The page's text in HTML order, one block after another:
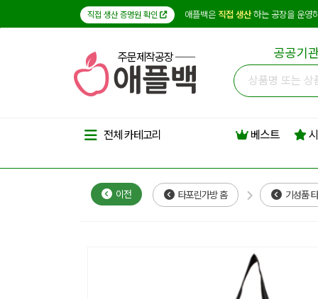
직접 생산 증명원 확인 애플백은 직접 생산하는 공장을 운영
주문제작공장 공공기
전체 카테고리 베스트
이전 타포린가방 홈 기성품